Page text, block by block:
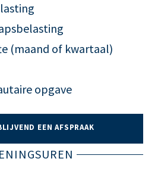
(maand of kwartaal)
opgave
EEN AFSPRAAK